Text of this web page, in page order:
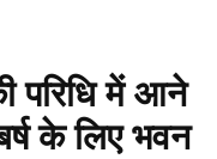
परिधि में आने
के लिए भवन